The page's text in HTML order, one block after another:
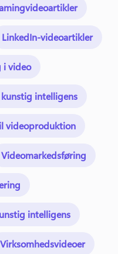
LinkedIn-videoartikler
i video
intelligens
videoproduktion
Videomarkedsføring
intelligens
Virksomhedsvideoer